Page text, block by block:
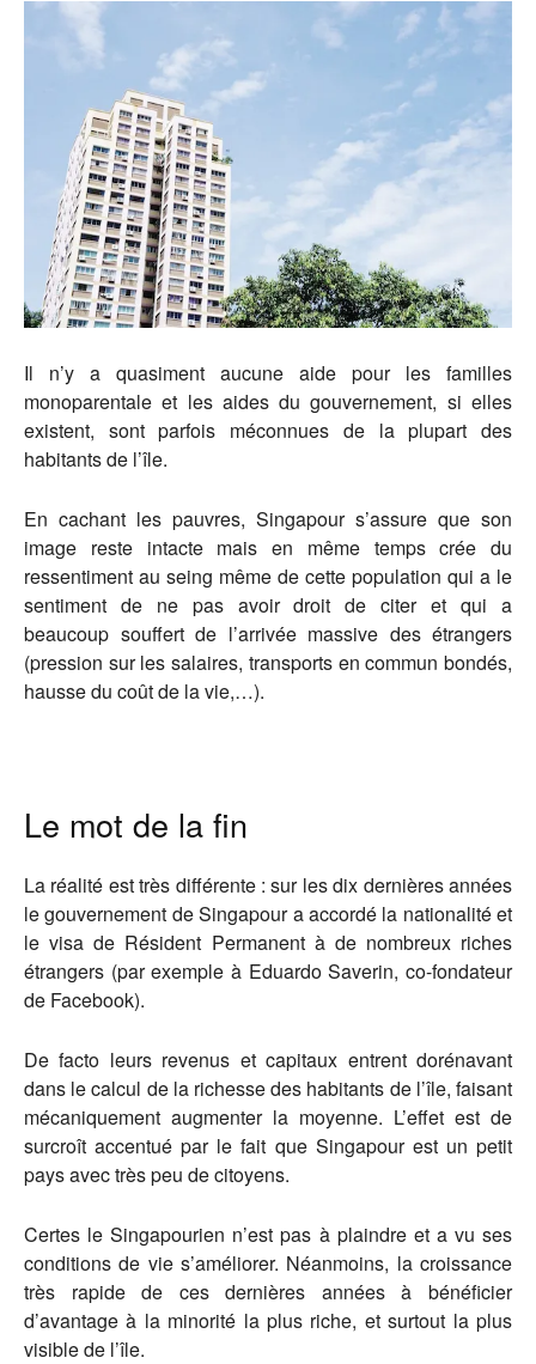
Il n’y a quasiment aucune aide pour les familles
monoparentale et les aides du gouvernement, si elles
existent, sont parfois méconnues de la plupart des
habitants de l’île.
En cachant les pauvres, Singapour s’assure que son
image reste intacte mais en même temps crée du
ressentiment au seing même de cette population qui a le
sentiment de ne pas avoir droit de citer et qui a
beaucoup souffert de l’arrivée massive des étrangers
(pression sur les salaires, transports en commun bondés,
hausse du coût de la vie,…).
Le mot de la fin
La réalité est très différente : sur les dix dernières années
le gouvernement de Singapour a accordé la nationalité et
le visa de Résident Permanent à de nombreux riches
étrangers (par exemple à Eduardo Saverin, co-fondateur
de Facebook).
De facto leurs revenus et capitaux entrent dorénavant
dans le calcul de la richesse des habitants de l’île, faisant
mécaniquement augmenter la moyenne. L’effet est de
surcroît accentué par le fait que Singapour est un petit
pays avec très peu de citoyens.
Certes le Singapourien n’est pas à plaindre et a vu ses
conditions de vie s’améliorer. Néanmoins, la croissance
très rapide de ces dernières années à bénéficier
d’avantage à la minorité la plus riche, et surtout la plus
visible de l’île.